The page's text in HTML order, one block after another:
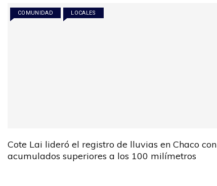
COMUNIDAD LOCALES
Cote Lai lideró el registro de lluvias en Chaco con
acumulados superiores a los 100 milímetros